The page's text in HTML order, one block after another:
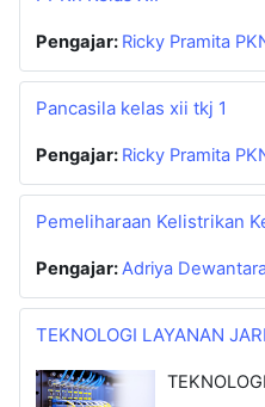
Pengajar: Ricky Pramita
Pancasila kelas xii tkj 1
Pengajar: Ricky Pramita
Pemeliharaan Kelistrikan
Pengajar: Adriya
TEKNOLOGI LAYANAN